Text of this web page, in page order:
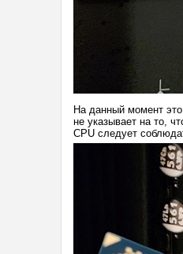
На данный момент
не указывает на то,
CPU следует